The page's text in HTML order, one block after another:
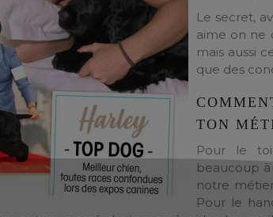
Le secret,
aime on ne
mais aussi
que des
TON
Pour le
beaucoup
notre
Pour le